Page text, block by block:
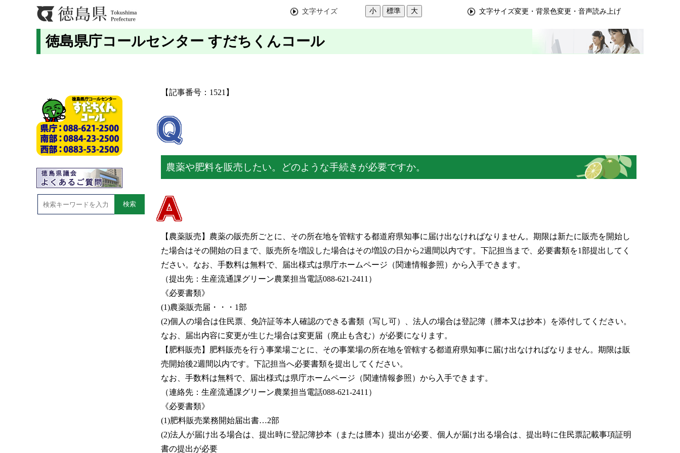
文字サイズ 小 標準 大 文字サイズ変更・背景色変更・音声読み上げ
徳島県庁コールセンター すだちくんコール
検索
【記事番号：1521】
農薬や肥料を販売したい。どのような手続きが必要ですか。
【農薬販売】農薬の販売所ごとに、その所在地を管轄する都道府県知事に届け出なければなりません。期限は新たに販売を開始し
た場合はその開始の日まで、販売所を増設した場合はその増設の日から2週間以内です。下記担当まで、必要書類を1部提出してく
ださい。なお、手数料は無料で、届出様式は県庁ホームページ（関連情報参照）から入手できます。
（提出先：生産流通課グリーン農業担当電話088-621-2411）
《必要書類》
(1)農薬販売届・・・1部
(2)個人の場合は住民票、免許証等本人確認のできる書類（写し可）、法人の場合は登記簿（謄本又は抄本）を添付してください。
なお、届出内容に変更が生じた場合は変更届（廃止も含む）が必要になります。
【肥料販売】肥料販売を行う事業場ごとに、その事業場の所在地を管轄する都道府県知事に届け出なければなりません。期限は販
売開始後2週間以内です。下記担当へ必要書類を提出してください。
なお、手数料は無料で、届出様式は県庁ホームページ（関連情報参照）から入手できます。
（連絡先：生産流通課グリーン農業担当電話088-621-2411）
《必要書類》
(1)肥料販売業務開始届出書…2部
(2)法人が届け出る場合は、提出時に登記簿抄本（または謄本）提出が必要、個人が届け出る場合は、提出時に住民票記載事項証明
書の提出が必要